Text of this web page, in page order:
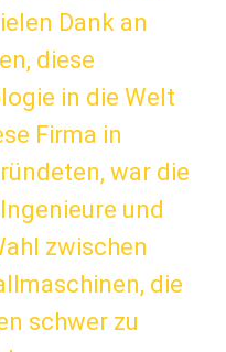
Dank an
diese
in die Welt
Firma in
war die
und
zwischen
die
schwer zu